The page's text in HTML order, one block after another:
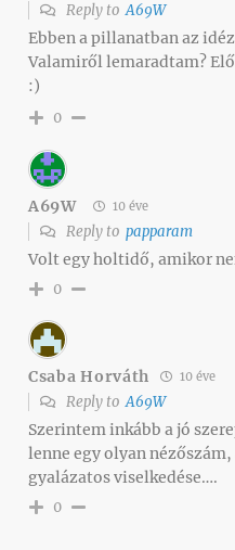
Reply toA69W
Ebben a pillanatban az
Valamiről lemaradtam?
:)
0
A69W 10 éve
Reply to papparam
Volt egy holtidő, amikor
0
Csaba Horváth 10 éve
Reply toA69W
Szerintem inkább a jó
lenne egy olyan
gyalázatos viselkedése….
0